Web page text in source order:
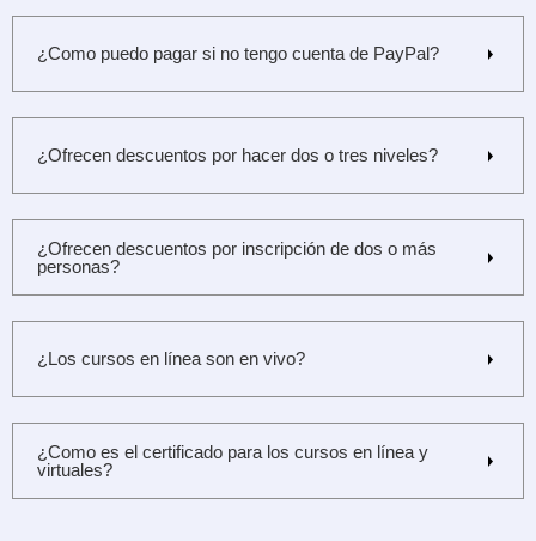
¿Como puedo pagar si no tengo cuenta de PayPal?
¿Ofrecen descuentos por hacer dos o tres niveles?
¿Ofrecen descuentos por inscripción de dos o más
personas?
¿Los cursos en línea son en vivo?
¿Como es el certificado para los cursos en línea y
virtuales?